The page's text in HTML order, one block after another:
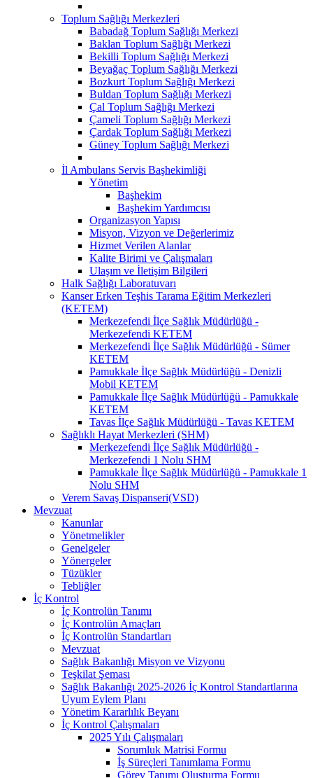
Toplum Sağlığı Merkezleri
Babadağ Toplum Sağlığı Merkezi
Baklan Toplum Sağlığı Merkezi
Bekilli Toplum Sağlığı Merkezi
Beyağaç Toplum Sağlığı Merkezi
Bozkurt Toplum Sağlığı Merkezi
Buldan Toplum Sağlığı Merkezi
Çal Toplum Sağlığı Merkezi
Çameli Toplum Sağlığı Merkezi
Çardak Toplum Sağlığı Merkezi
Güney Toplum Sağlığı Merkezi
İl Ambulans Servis Başhekimliği
Yönetim
Başhekim
Başhekim Yardımcısı
Organizasyon Yapısı
Misyon, Vizyon ve Değerlerimiz
Hizmet Verilen Alanlar
Kalite Birimi ve Çalışmaları
Ulaşım ve İletişim Bilgileri
Halk Sağlığı Laboratuvarı
Kanser Erken Teşhis Tarama Eğitim Merkezleri
(KETEM)
Merkezefendi İlçe Sağlık Müdürlüğü -
Merkezefendi KETEM
Merkezefendi İlçe Sağlık Müdürlüğü - Sümer
KETEM
Pamukkale İlçe Sağlık Müdürlüğü - Denizli
Mobil KETEM
Pamukkale İlçe Sağlık Müdürlüğü - Pamukkale
KETEM
Tavas İlçe Sağlık Müdürlüğü - Tavas KETEM
Sağlıklı Hayat Merkezleri (SHM)
Merkezefendi İlçe Sağlık Müdürlüğü -
Merkezefendi 1 Nolu SHM
Pamukkale İlçe Sağlık Müdürlüğü - Pamukkale 1
Nolu SHM
Verem Savaş Dispanseri(VSD)
Mevzuat
Kanunlar
Yönetmelikler
Genelgeler
Yönergeler
Tüzükler
Tebliğler
İç Kontrol
İç Kontrolün Tanımı
İç Kontrolün Amaçları
İç Kontrolün Standartları
Mevzuat
Sağlık Bakanlığı Misyon ve Vizyonu
Teşkilat Şeması
Sağlık Bakanlığı 2025-2026 İç Kontrol Standartlarına
Uyum Eylem Planı
Yönetim Kararlılık Beyanı
İç Kontrol Çalışmaları
2025 Yılı Çalışmaları
Sorumluk Matrisi Formu
İş Süreçleri Tanımlama Formu
Görev Tanımı Oluşturma Formu